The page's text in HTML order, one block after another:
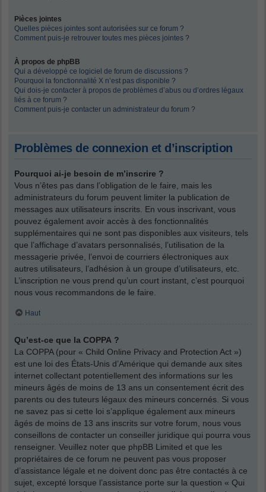
Pièces jointes
Quelles pièces jointes sont autorisées sur ce forum ?
Comment puis-je retrouver toutes mes pièces jointes ?
À propos de phpBB
Qui a développé ce logiciel de forum de discussions ?
Pourquoi la fonctionnalité X n’est pas disponible ?
Qui dois-je contacter à propos de problèmes d’abus ou d’ordres légaux
liés à ce forum ?
Comment puis-je contacter un administrateur du forum ?
Problèmes de connexion et d’inscription
Pourquoi ai-je besoin de m’inscrire ?
Vous n’êtes pas dans l’obligation de le faire, mais les
administrateurs du forum peuvent limiter la publication de
messages aux utilisateurs inscrits. En vous inscrivant, vous
pouvez également avoir accès à des fonctionnalités
supplémentaires qui ne sont pas disponibles aux visiteurs, tels
que l’affichage d’avatars personnalisés, l’utilisation de la
messagerie privée, l’envoi de courriers électroniques aux
autres utilisateurs, l’adhésion à un groupe d’utilisateurs, etc.
L’inscription ne vous prend qu’un court instant, c’est pourquoi
nous vous recommandons de le faire.
Haut
Qu’est-ce que la COPPA ?
La COPPA (pour « Child Online Privacy and Protection Act »)
est une loi des États-Unis d’Amérique qui demande aux sites
internet collectant potentiellement des informations sur les
mineurs âgés de moins de 13 ans un consentement écrit des
parents ou des tuteurs légaux des mineurs concernés. Si vous
ne savez pas si cette loi s’applique également aux mineurs
âgés de moins de 13 ans inscrits sur votre forum, nous vous
conseillons de contacter un conseiller juridique qui pourra vous
renseigner. Veuillez noter que phpBB Limited et que les
propriétaires de ce forum ne peuvent pas vous proposer
d’assistance légale et ne doivent donc pas être contactés à ce
sujet, excepté lorsque l’assistance porte sur la question « Qui